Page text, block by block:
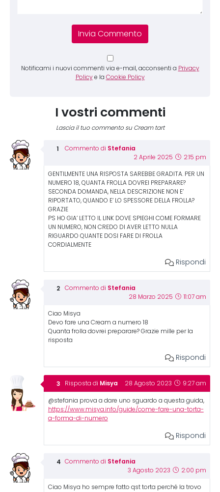
Notificami i nuovi commenti via e-mail, acconsenti a Privacy
Policy e la Cookie Policy
I vostri commenti
Lascia il tuo commento su Cream tart
Commento di Stefania
2 Aprile 2025 2:15 pm
GENTILMENTE UNA RISPOSTA SAREBBE GRADITA. PER UN
NUMERO 18, QUANTA FROLLA DOVREI PREPARARE?
SECONDA DOMANDA, NELLA DESCRIZIONE NON E’
RIPORTATO, QUANDO E’ LO SPESSORE DELLA FROLLA?
GRAZIE
PS HO GIA’ LETTO IL LINK DOVE SPIEGHI COME FORMARE
UN NUMERO, NON CREDO DI AVER LETTO NULLA
RIGUARDO QUANTE DOSI FARE DI FROLLA
CORDIALMENTE
Rispondi
Commento di Stefania
28 Marzo 2025 11:07 am
Ciao Misya
Devo fare una Cream a numero 18
Quanta frolla dovrei preparare? Grazie mille per la
risposta
Rispondi
Risposta di Misya 28 Agosto 2023 9:27 am
@stefania prova a dare uno sguardo a questa guida,
https://www.misya.info/guide/come-fare-una-torta-
a-forma-di-numero
Rispondi
Commento di Stefania
3 Agosto 2023 2:00 pm
Ciao Misya ho sempre fatto qst torta perché la trovo